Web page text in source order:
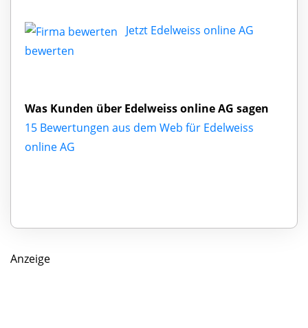
Jetzt Edelweiss online AG
bewerten
Was Kunden über Edelweiss online AG sagen
15 Bewertungen aus dem Web für Edelweiss
online AG
Anzeige